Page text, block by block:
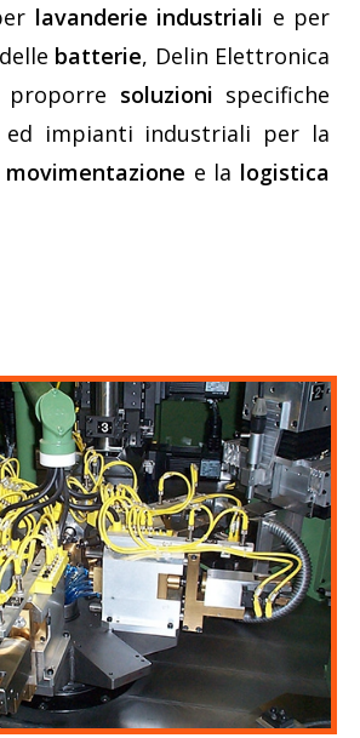
lavanderie industriali e per
batterie, Delin Elettronica
soluzioni specifiche
ed impianti industriali per la
movimentazione e la logistica